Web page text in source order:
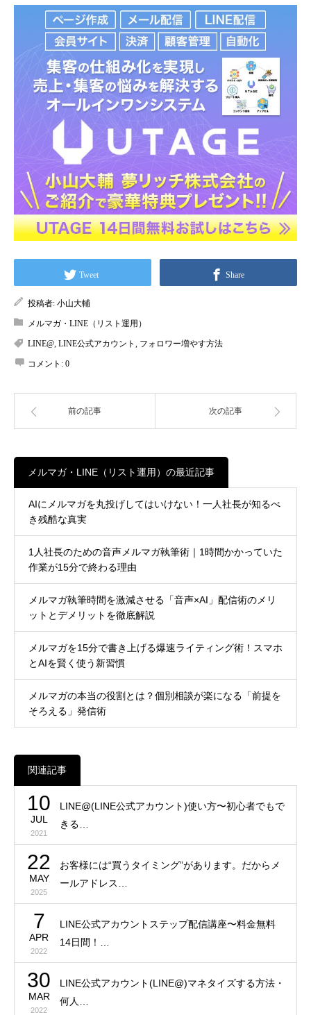
Tweet Share
投稿者: 小山大輔
メルマガ・LINE（リスト運用）
LINE@, LINE公式アカウント , フォロワー増やす方法
コメント: 0
前の記事 次の記事
メルマガ・LINE（リスト運用）の最近記事
AIにメルマガを丸投げしてはいけない！一人社長が知るべ
き残酷な真実
1人社長のための音声メルマガ執筆術｜1時間かかっていた
作業が15分で終わる理由
メルマガ執筆時間を激減させる「音声×AI」配信術のメリ
ットとデメリットを徹底解説
メルマガを15分で書き上げる爆速ライティング術！スマホ
とAIを賢く使う新習慣
メルマガの本当の役割とは？個別相談が楽になる「前提を
そろえる」発信術
関連記事
10
JUL
2021
LINE@(LINE公式アカウント)使い方〜初心者でもで
きる…
22
MAY
2025
お客様には“買うタイミング”があります。だからメ
ールアドレス…
7
APR
2022
LINE公式アカウントステップ配信講座〜料金無料
14日間！…
30
MAR
2022
LINE公式アカウント(LINE@)マネタイズする方法・
何人…